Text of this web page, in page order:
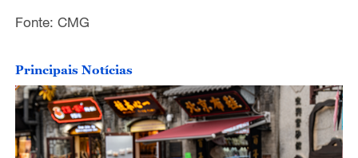
Fonte: CMG
Principais Notícias